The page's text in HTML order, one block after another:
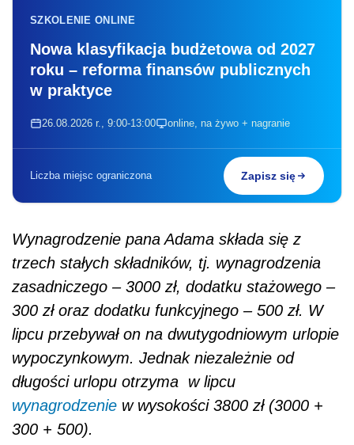
SZKOLENIE ONLINE
Nowa klasyfikacja budżetowa od 2027
roku – reforma finansów publicznych
w praktyce
26.08.2026 r., 9:00-13:00 online, na żywo + nagranie
Liczba miejsc ograniczona Zapisz się
Wynagrodzenie pana Adama składa się z
trzech stałych składników, tj. wynagrodzenia
zasadniczego – 3000 zł, dodatku stażowego –
300 zł oraz dodatku funkcyjnego – 500 zł. W
lipcu przebywał on na dwutygodniowym urlopie
wypoczynkowym. Jednak niezależnie od
długości urlopu otrzyma w lipcu
wynagrodzenie w wysokości 3800 zł (3000 +
300 + 500).